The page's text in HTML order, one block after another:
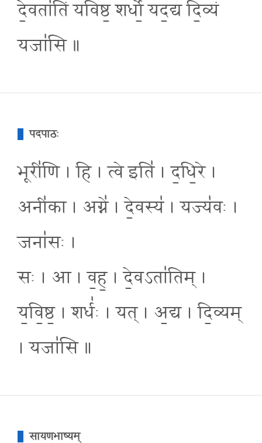
दे॒वता॑तिं यविष्ठ॒ शर्धो॒ यद॒द्य दि॒व्यं
यजा॑सि ॥
पदपाठः
भूरी॑णि । हि । त्वे इति॑ । द॒धि॒रे ।
अनी॑का । अग्ने॑ । दे॒वस्य॑ । यज्य॑वः ।
जना॑सः ।
सः । आ । व॒ह॒ । दे॒वऽता॑तिम् ।
य॒वि॒ष्ठ॒ । शर्धः॑ । यत् । अ॒द्य । दि॒व्यम्
। यजा॑सि ॥
सायणभाष्यम्